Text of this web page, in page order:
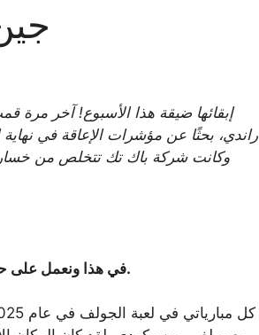
جين
إبقائها ضيقة هذا الأسبوع! آخر مرة
راندي، بحثًا عن مؤشرات الإعاقة في
وكانت شركة باك تك تتخلص من
سنتخلى عن التمييز بين “GHIN” و”Tonic” في هذا ونعمل على حله كله في مكان واحد.